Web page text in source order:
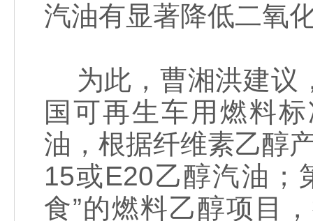
汽油有显著降低二氧
为此，曹湘洪建议
国可再生车用燃料
油，根据纤维素乙醇
15或E20乙醇汽油；
食”的燃料乙醇项目